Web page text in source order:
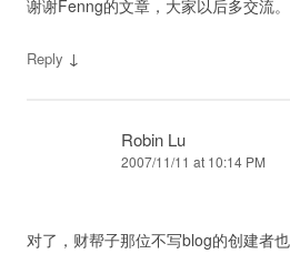
谢谢Fenng的文章，大家以后多交流。
Reply ↓
Robin Lu
2007/11/11 at 10:14 PM
对了，财帮子那位不写blog的创建者